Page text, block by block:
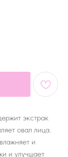
экстрак
овал лица.
и
и улучшает